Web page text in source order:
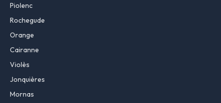
Piolenc
Rochegude
Orange
Cairanne
Violès
Jonquières
Mornas